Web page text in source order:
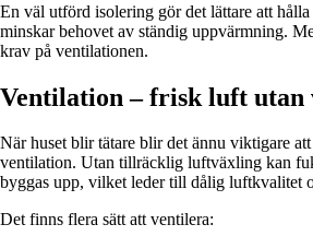
En väl utförd isolering gör det lättare att
minskar behovet av ständig uppvärmning.
krav på ventilationen.
Ventilation – frisk luft utan
När huset blir tätare blir det ännu viktigare
ventilation. Utan tillräcklig luftväxling kan
byggas upp, vilket leder till dålig luftkvalitet
Det finns flera sätt att ventilera: